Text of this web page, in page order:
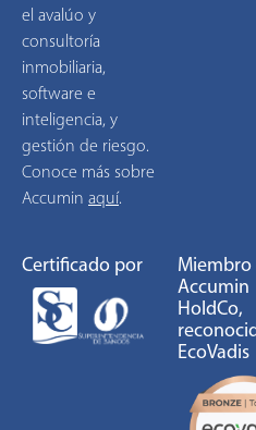
el avalúo y
consultoría
inmobiliaria,
software e
inteligencia, y
gestión de riesgo.
Conoce más sobre
Accumin aquí.
Certificado por
Miembro
Accumin
HoldCo,
EcoVadis